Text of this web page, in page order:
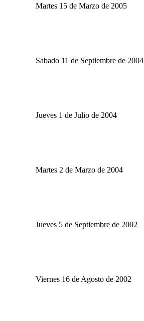
Martes 15 de Marzo de 2005
Sabado 11 de Septiembre de 2004
Jueves 1 de Julio de 2004
Martes 2 de Marzo de 2004
Jueves 5 de Septiembre de 2002
Viernes 16 de Agosto de 2002